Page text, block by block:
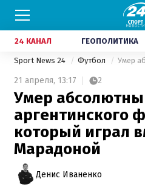
24 КАНАЛ ГЕОПОЛИТИКА
Sport News 24 Футбол
21 апреля, 13:17 2
Умер
аргентинского
который играл
Марадоной
Денис Иваненко